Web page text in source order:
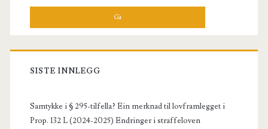
SISTE INNLEGG
Samtykke i § 295-tilfella? Ein merknad til lovframlegget i
Prop. 132 L (2024-2025) Endringer i straffeloven